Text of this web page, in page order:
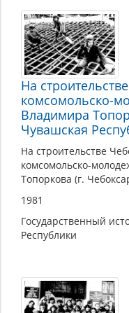
На
комсомольско-
Владимира
Чувашская
На строительстве
комсомольско-
Топоркова (г.
1981
Государственный
Республики